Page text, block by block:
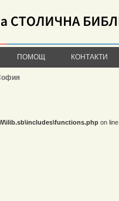
ПОМОЩ КОНТАКТИ
on line